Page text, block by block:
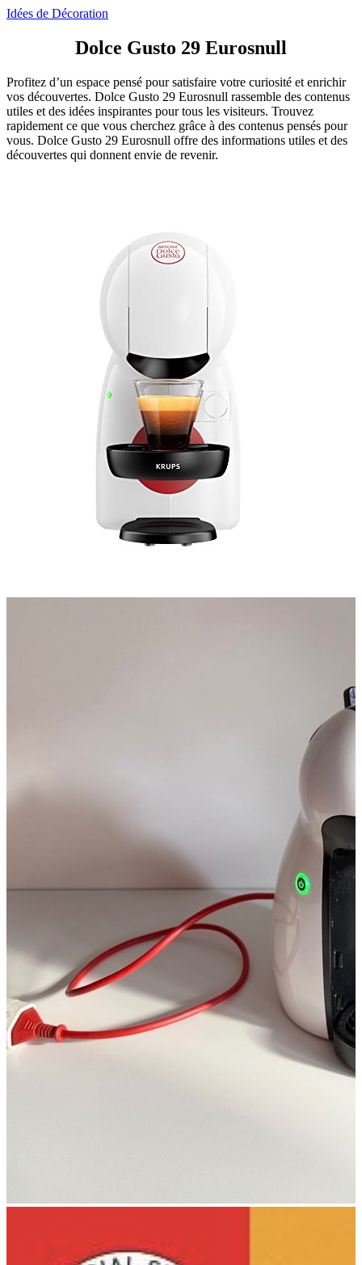
Idées de Décoration
Dolce Gusto 29 Eurosnull
Profitez d’un espace pensé pour satisfaire votre curiosité et enrichir
vos découvertes. Dolce Gusto 29 Eurosnull rassemble des contenus
utiles et des idées inspirantes pour tous les visiteurs. Trouvez
rapidement ce que vous cherchez grâce à des contenus pensés pour
vous. Dolce Gusto 29 Eurosnull offre des informations utiles et des
découvertes qui donnent envie de revenir.